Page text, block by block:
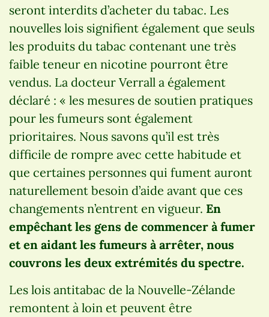
seront interdits d’acheter du tabac. Les
nouvelles lois signifient également que seuls
les produits du tabac contenant une très
faible teneur en nicotine pourront être
vendus. La docteur Verrall a également
déclaré : « les mesures de soutien pratiques
pour les fumeurs sont également
prioritaires. Nous savons qu’il est très
difficile de rompre avec cette habitude et
que certaines personnes qui fument auront
naturellement besoin d’aide avant que ces
changements n’entrent en vigueur. En
empêchant les gens de commencer à fumer
et en aidant les fumeurs à arrêter, nous
couvrons les deux extrémités du spectre.
Les lois antitabac de la Nouvelle-Zélande
remontent à loin et peuvent être